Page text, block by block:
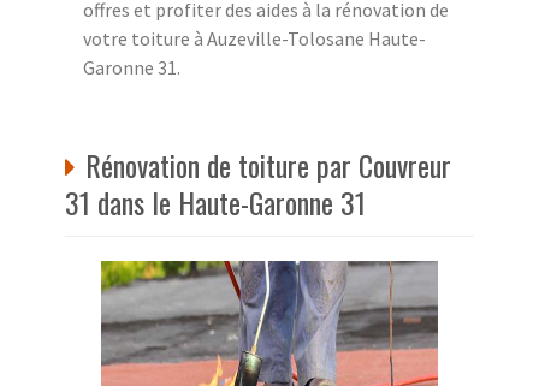
offres et profiter des aides à la rénovation de
votre toiture à Auzeville-Tolosane Haute-
Garonne 31.
Rénovation de toiture par Couvreur
31 dans le Haute-Garonne 31